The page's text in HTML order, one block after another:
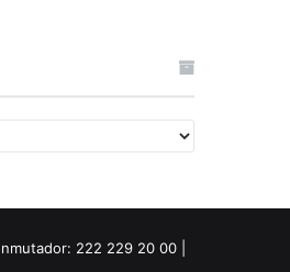
222 229 20 00 |